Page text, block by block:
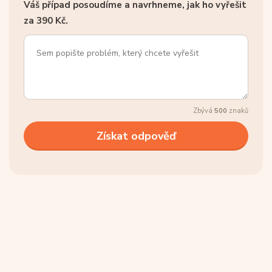
Váš případ posoudíme a navrhneme, jak ho vyřešit
za 390 Kč.
Zbývá 500 znaků